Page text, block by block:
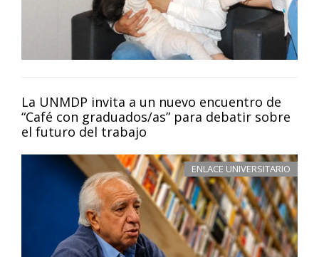
La UNMDP invita a un nuevo encuentro de
“Café con graduados/as” para debatir sobre
el futuro del trabajo
ENLACE UNIVERSITARIO